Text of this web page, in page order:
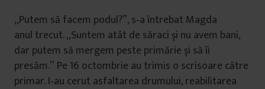
„Putem să facem podul?”, s‐a întrebat Magda
anul trecut. „Suntem atât de săraci și nu avem bani,
dar putem să mergem peste primărie și să îi
presăm.” Pe 16 octombrie au trimis o scrisoare către
primar. I‐au cerut asfaltarea drumului, reabilitarea